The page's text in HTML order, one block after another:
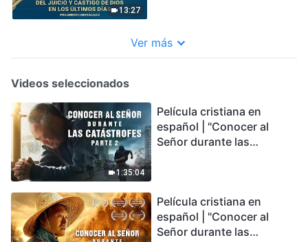
13:27
Ver más
Videos seleccionados
1:35:04
Película cristiana en
español | "Conocer al
Señor durante las
podemos sobrevivir?
Película cristiana en
español | "Conocer al
Señor durante las